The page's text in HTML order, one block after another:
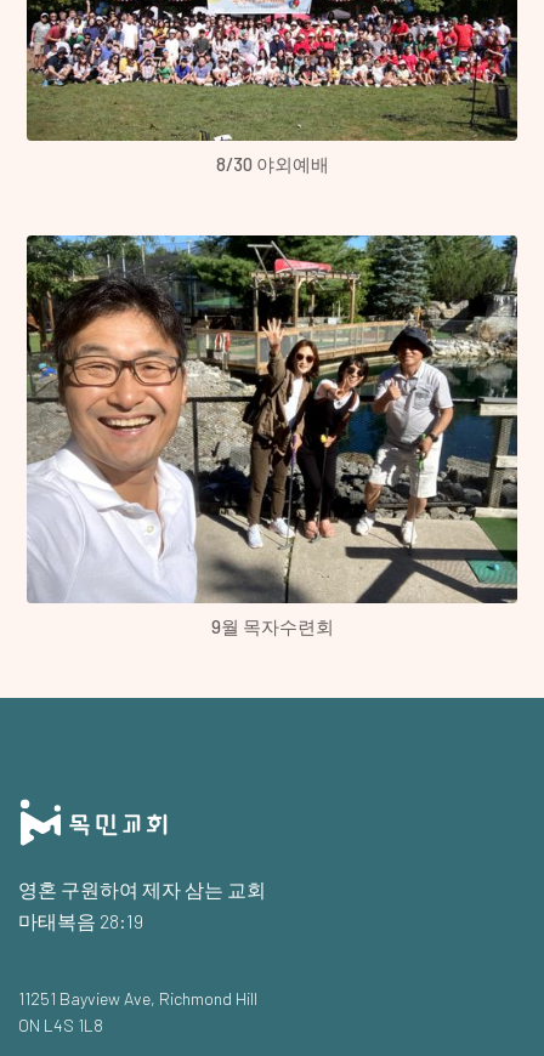
8/30 야외예배
9월 목자수련회
영혼 구원하여 제자 삼는 교회
마태복음 28:19
11251 Bayview Ave, Richmond Hill
ON L4S 1L8